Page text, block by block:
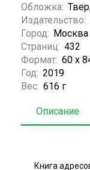
Обложка:
Издательство:
Город: Москва
Страниц: 432
Формат: 60 х
Год: 2019
Вес: 616 г
Описание
Книга